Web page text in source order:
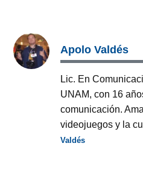
Apolo Valdés
Lic. En
UNAM, con 16
comunicación.
videojuegos y la
Valdés